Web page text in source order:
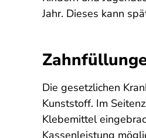
Jahr. Dieses kann
Die gesetzlichen
Kunststoff. Im
Klebemittel
Kassenleistung